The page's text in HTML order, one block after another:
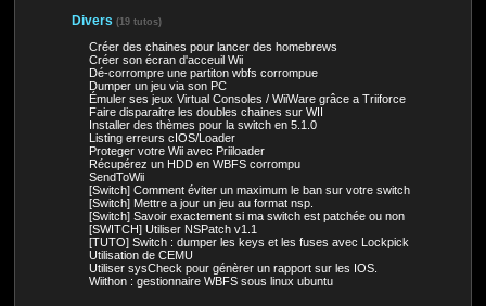
Divers (19 tutos)
Créer des chaines pour lancer des homebrews
Créer son écran d'acceuil Wii
Dé-corrompre une partiton wbfs corrompue
Dumper un jeu via son PC
Émuler ses jeux Virtual Consoles / WiiWare grâce a Triiforce
Faire disparaitre les doubles chaines sur WII
Installer des thèmes pour la switch en 5.1.0
Listing erreurs cIOS/Loader
Proteger votre Wii avec Priiloader
Récupérez un HDD en WBFS corrompu
SendToWii
[Switch] Comment éviter un maximum le ban sur votre switch
[Switch] Mettre a jour un jeu au format nsp.
[Switch] Savoir exactement si ma switch est patchée ou non
[SWITCH] Utiliser NSPatch v1.1
[TUTO] Switch : dumper les keys et les fuses avec Lockpick
Utilisation de CEMU
Utiliser sysCheck pour génèrer un rapport sur les IOS.
Wiithon : gestionnaire WBFS sous linux ubuntu